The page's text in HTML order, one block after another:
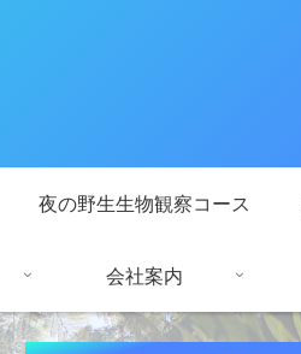
夜の野生生物観察コース
会社案内